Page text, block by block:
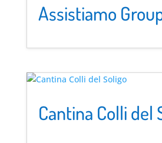
Assistiamo
Cantina Colli del